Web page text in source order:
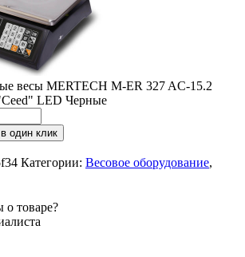
весы MERTECH M-ER 327 AC-15.2
LED Черные
один клик
Категории: Весовое оборудование,
о товаре?